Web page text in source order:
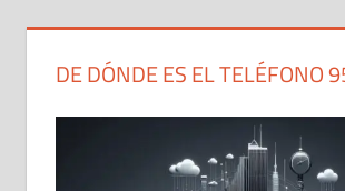
y
DE DÓNDE ES EL TELÉFONO